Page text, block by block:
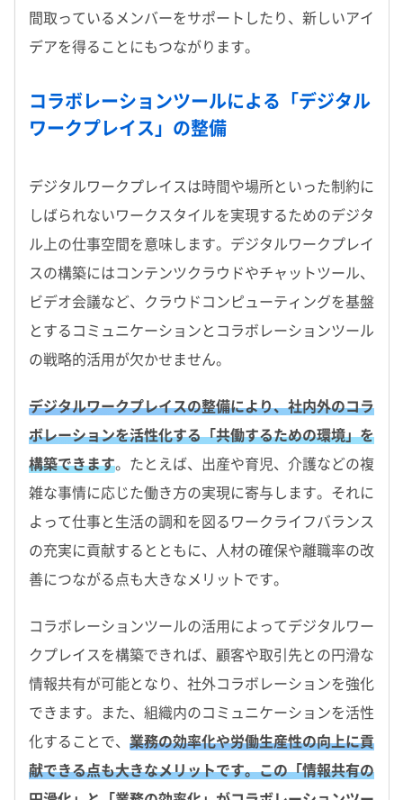
間取っているメンバーをサポートしたり、新しいアイ
デアを得ることにもつながります。
コラボレーションツールによる「デジタル
ワークプレイス」の整備
デジタルワークプレイスは時間や場所といった制約に
しばられないワークスタイルを実現するためのデジタ
ル上の仕事空間を意味します。デジタルワークプレイ
スの構築にはコンテンツクラウドやチャットツール、
ビデオ会議など、クラウドコンピューティングを基盤
とするコミュニケーションとコラボレーションツール
の戦略的活用が欠かせません。
デジタルワークプレイスの整備により、社内外のコラ
ボレーションを活性化する「共働するための環境」を
構築できます。たとえば、出産や育児、介護などの複
雑な事情に応じた働き方の実現に寄与します。それに
よって仕事と生活の調和を図るワークライフバランス
の充実に貢献するとともに、人材の確保や離職率の改
善につながる点も大きなメリットです。
コラボレーションツールの活用によってデジタルワー
クプレイスを構築できれば、顧客や取引先との円滑な
情報共有が可能となり、社外コラボレーションを強化
できます。また、組織内のコミュニケーションを活性
化することで、 業務の効率化や労働生産性の向上に貢
献できる点も大きなメリットです。この「情報共有の